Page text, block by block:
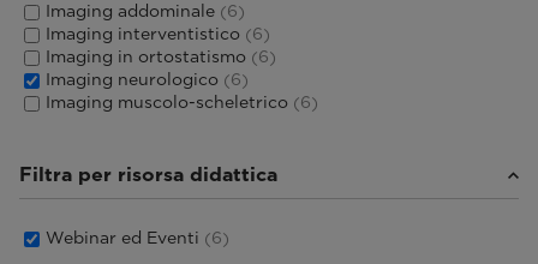
Imaging addominale (6)
Imaging interventistico (6)
Imaging in ortostatismo (6)
Imaging neurologico (6)
Imaging muscolo-scheletrico (6)
Filtra per risorsa didattica
Webinar ed Eventi (6)